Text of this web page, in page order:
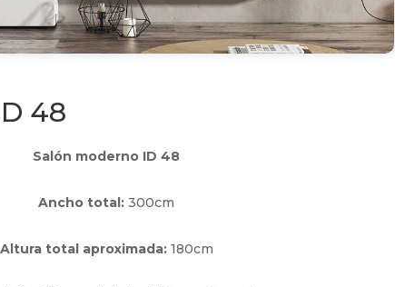
48
Salón moderno ID 48
Ancho total: 300cm
Altura total aproximada:180cm